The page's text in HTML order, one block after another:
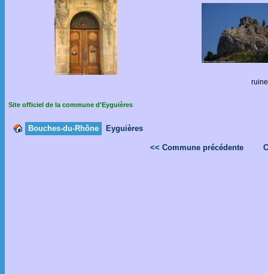
Site officiel de la commune d'Eyguières
Bouches-du-Rhône Eyguières
<< Commune précédente